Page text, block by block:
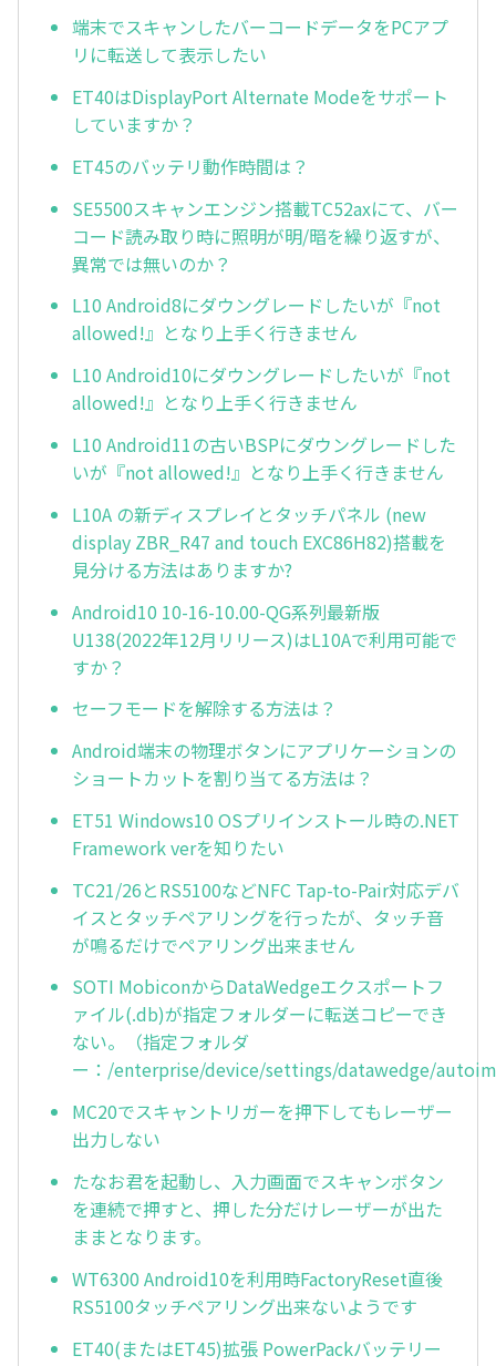
端末でスキャンしたバーコードデータをPCアプ
リに転送して表示したい
ET40はDisplayPort Alternate Modeをサポート
していますか？
ET45のバッテリ動作時間は？
SE5500スキャンエンジン搭載TC52axにて、バー
コード読み取り時に照明が明/暗を繰り返すが、
異常では無いのか？
L10 Android8にダウングレードしたいが『not
allowed!』となり上手く行きません
L10 Android10にダウングレードしたいが『not
allowed!』となり上手く行きません
L10 Android11の古いBSPにダウングレードした
いが『not allowed!』となり上手く行きません
L10A の新ディスプレイとタッチパネル (new
display ZBR_R47 and touch EXC86H82)搭載を
見分ける方法はありますか?
Android10 10-16-10.00-QG系列最新版
U138(2022年12月リリース)はL10Aで利用可能で
すか？
セーフモードを解除する方法は？
Android端末の物理ボタンにアプリケーションの
ショートカットを割り当てる方法は？
ET51 Windows10 OSプリインストール時の.NET
Framework verを知りたい
TC21/26とRS5100などNFC Tap-to-Pair対応デバ
イスとタッチペアリングを行ったが、タッチ音
が鳴るだけでペアリング出来ません
SOTI MobiconからDataWedgeエクスポートフ
ァイル(.db)が指定フォルダーに転送コピーでき
ない。（指定フォルダ
ー：/enterprise/device/settings/datawedge/
MC20でスキャントリガーを押下してもレーザー
出力しない
たなお君を起動し、入力画面でスキャンボタン
を連続で押すと、押した分だけレーザーが出た
ままとなります。
WT6300 Android10を利用時FactoryReset直後
RS5100タッチペアリング出来ないようです
ET40(またはET45)拡張 PowerPackバッテリー